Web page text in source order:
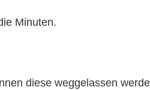
Minuten.
diese weggelassen